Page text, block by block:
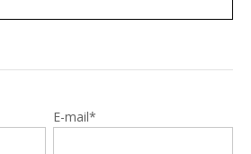
E-mail*